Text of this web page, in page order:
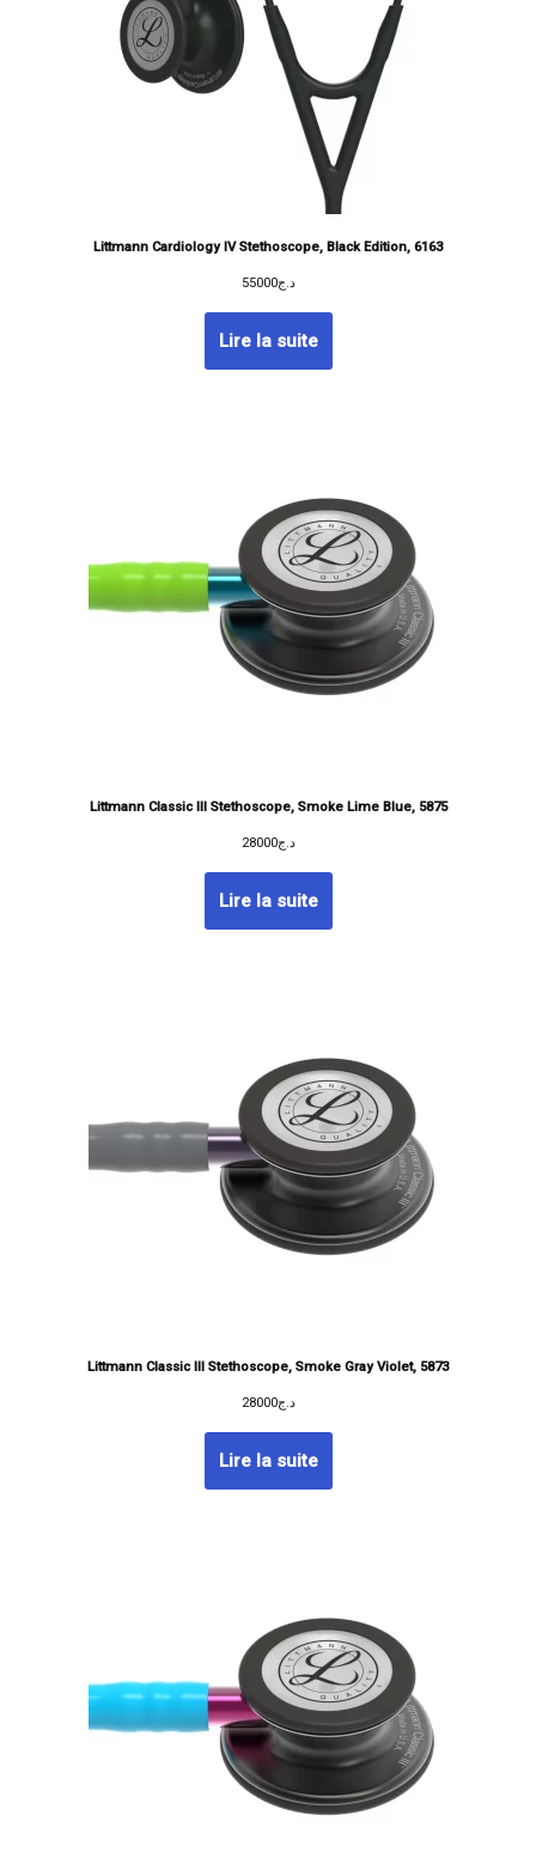
Littmann Cardiology IV Stethoscope, Black Edition, 6163
د.ج55000
Lire la suite
Littmann Classic III Stethoscope, Smoke Lime Blue, 5875
د.ج28000
Lire la suite
Littmann Classic III Stethoscope, Smoke Gray Violet, 5873
د.ج28000
Lire la suite